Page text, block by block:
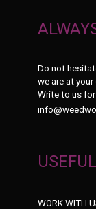
Do not
we are at your
Write to us
WORK WITH